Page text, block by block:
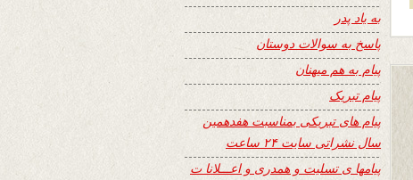
به یاد پدر
پاسخ به سوالات دوستان
پیام به هم میهنان
پیام تبریک
پیام های تبریکی بمناسبت هفدهمین
سال نشراتی سایت ۲۴ ساعت
پیامها ی تسلیت و همدری و اعـــلانا ت